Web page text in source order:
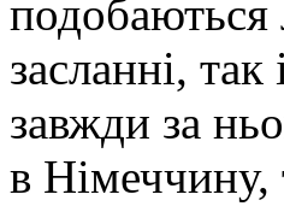
засланні,
завжди за
в Німеччину,